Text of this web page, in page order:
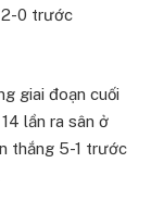
2-0 trước
giai đoạn cuối
lần ra sân ở
thắng 5-1 trước